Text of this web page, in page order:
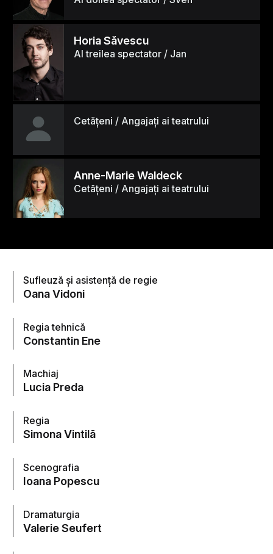
Horia Săvescu
Al treilea spectator / Jan
Cetățeni / Angajați ai teatrului
Anne-Marie Waldeck
Cetățeni / Angajați ai teatrului
Sufleuză şi asistenţă de regie
Oana Vidoni
Regia tehnică
Constantin Ene
Machiaj
Lucia Preda
Regia
Simona Vintilã
Scenografia
Ioana Popescu
Dramaturgia
Valerie Seufert